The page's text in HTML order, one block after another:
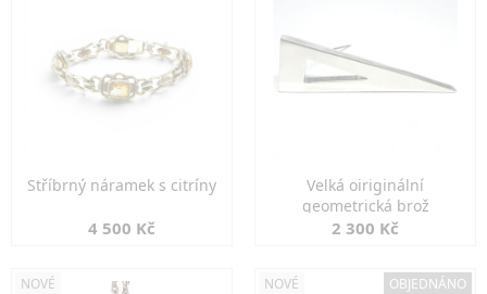
Stříbrný náramek s citríny
4 500 Kč
Velká oiriginální
geometrická brož
2 300 Kč
NOVÉ NOVÉ OBJEDNÁNO